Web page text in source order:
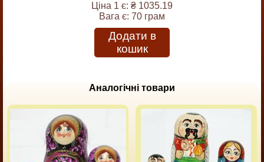
Ціна 1 є: ₴ 1035.19
Вага є: 70 грам
Додати в
кошик
Аналогічні товари